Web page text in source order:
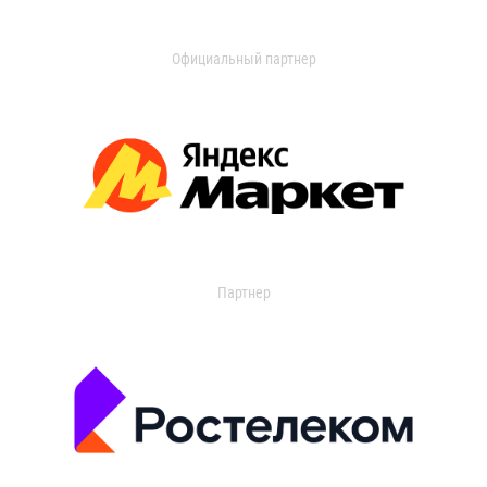
Официальный партнер
Партнер